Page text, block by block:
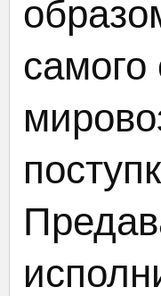
самого